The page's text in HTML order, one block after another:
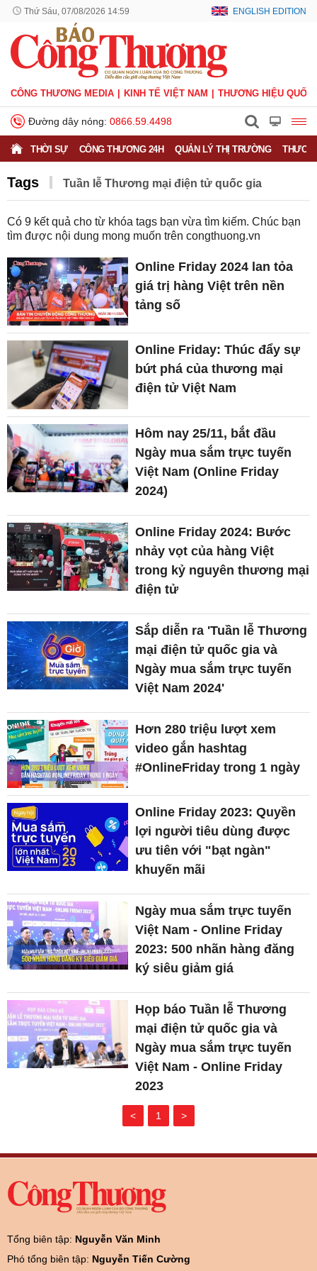
Thứ Sáu, 07/08/2026 14:59 ENGLISH EDITION
CÔNG THƯƠNG MEDIA KINH TẾ VIỆT NAM THƯƠNG HIỆU QUỐC
Đường dây nóng: 0866.59.4498
THỜI SỰ CÔNG THƯƠNG 24H QUẢN LÝ THỊ TRƯỜNG
Tags Tuần lễ Thương mại điện tử quốc gia
Có 9 kết quả cho từ khóa tags bạn vừa tìm kiếm. Chúc bạn
tìm được nội dung mong muốn trên congthuong.vn
Online Friday 2024 lan tỏa
giá trị hàng Việt trên nền
tảng số
Online Friday: Thúc đẩy sự
bứt phá của thương mại
điện tử Việt Nam
Hôm nay 25/11, bắt đầu
Ngày mua sắm trực tuyến
Việt Nam (Online Friday
2024)
Online Friday 2024: Bước
nhảy vọt của hàng Việt
trong kỷ nguyên thương mại
điện tử
Sắp diễn ra 'Tuần lễ Thương
mại điện tử quốc gia và
Ngày mua sắm trực tuyến
Việt Nam 2024'
Hơn 280 triệu lượt xem
video gắn hashtag
#OnlineFriday trong 1 ngày
Online Friday 2023: Quyền
lợi người tiêu dùng được
ưu tiên với "bạt ngàn"
khuyến mãi
Ngày mua sắm trực tuyến
Việt Nam - Online Friday
2023: 500 nhãn hàng đăng
ký siêu giảm giá
Họp báo Tuần lễ Thương
mại điện tử quốc gia và
Ngày mua sắm trực tuyến
Việt Nam - Online Friday
2023
< 1 >
Tổng biên tập: Nguyễn Văn Minh
Phó tổng biên tập: Nguyễn Tiến Cường